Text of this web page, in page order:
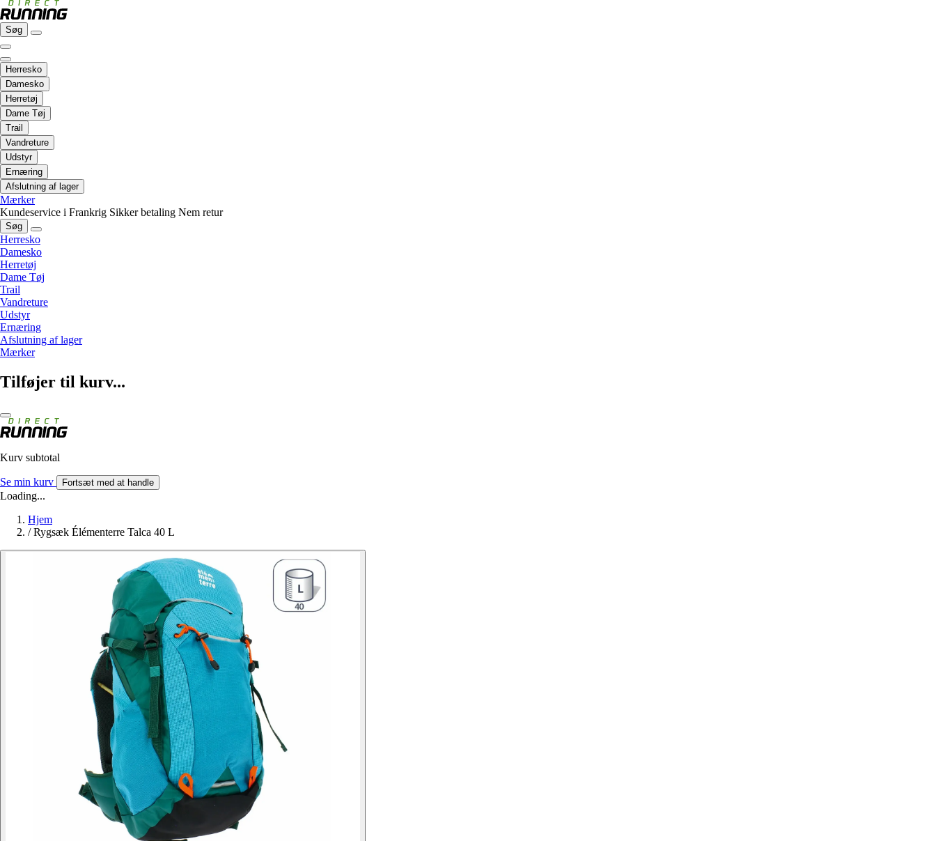
Søg
Herresko
Damesko
Herretøj
Dame Tøj
Trail
Vandreture
Udstyr
Ernæring
Afslutning af lager
Mærker
Kundeservice i Frankrig Sikker betaling Nem retur
Søg
Herresko
Damesko
Herretøj
Dame Tøj
Trail
Vandreture
Udstyr
Ernæring
Afslutning af lager
Mærker
Tilføjer til kurv...
Kurv subtotal
Se min kurv Fortsæt med at handle
Loading...
Hjem
/ Rygsæk Élémenterre Talca 40 L